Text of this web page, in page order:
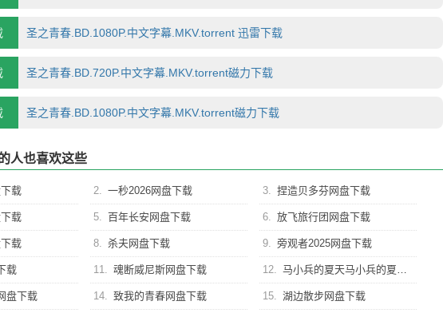
圣之青春.BD.1080P.中文字幕.MKV.torrent 迅雷下载
圣之青春.BD.720P.中文字幕.MKV.torrent磁力下载
圣之青春.BD.1080P.中文字幕.MKV.torrent磁力下载
人也喜欢这些
载 2. 一秒2026网盘下载 3. 捏造贝多芬网盘下载
载 5. 百年长安网盘下载 6. 放飞旅行团网盘下载
载 8. 杀夫网盘下载 9. 旁观者2025网盘下载
载 11. 魂断威尼斯网盘下载 12. 马小兵的夏天马小兵的夏天网盘下载
盘下载 14. 致我的青春网盘下载 15. 湖边散步网盘下载